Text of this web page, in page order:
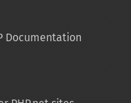
Documentation